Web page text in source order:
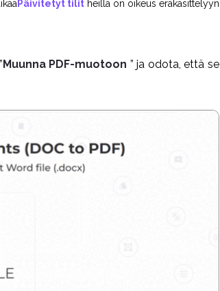
Päivitetyt tilitheillä on oikeus eräkäsittelyyn
Muunna PDF-muotoon ” ja odota, että se